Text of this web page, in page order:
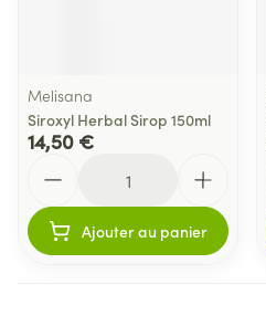
Melisana
Siroxyl Herbal Sirop 150ml
14,50 €
Ajouter au panier